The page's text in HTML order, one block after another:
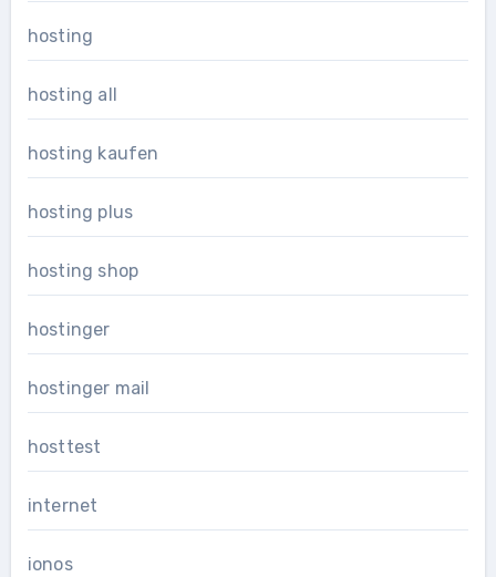
hosting
hosting all
hosting kaufen
hosting plus
hosting shop
hostinger
hostinger mail
hosttest
internet
ionos